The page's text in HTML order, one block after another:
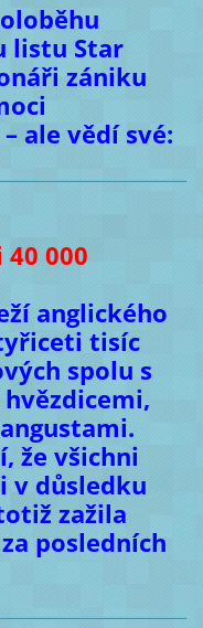
listu Star
zániku
ale vědí své:
000
anglického
tisíc
spolu s
že všichni
v důsledku
zažila
posledních